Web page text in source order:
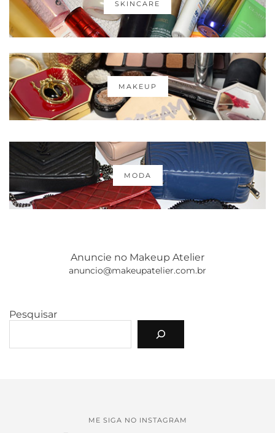
SKINCARE
MAKEUP
MODA
Anuncie no Makeup Atelier
anuncio@makeupatelier.com.br
Pesquisar
ME SIGA NO INSTAGRAM